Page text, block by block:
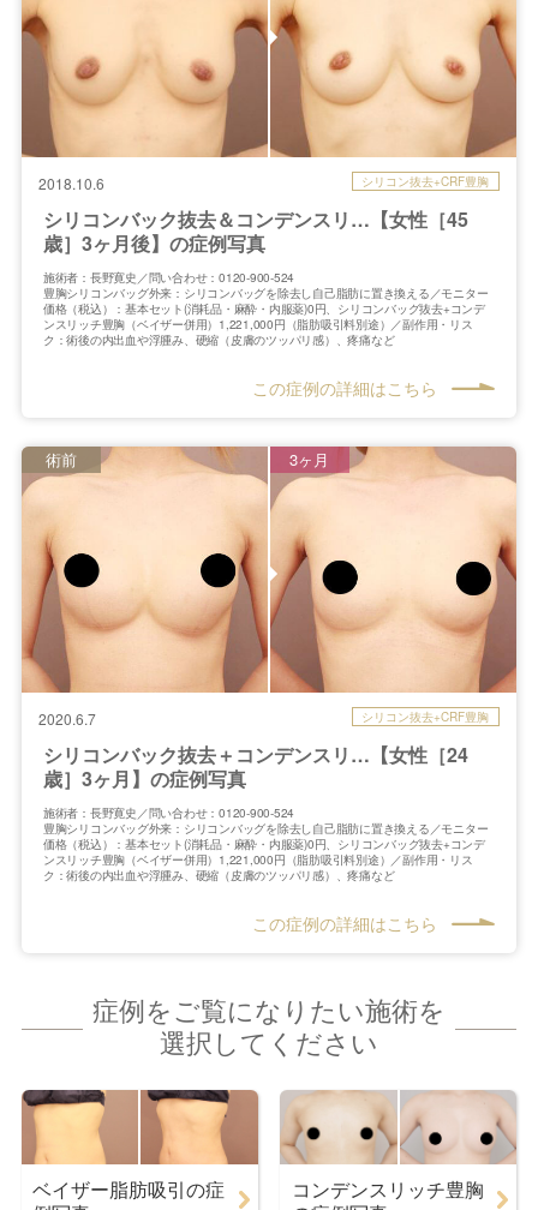
2018.10.6 シリコン抜去+CRF豊胸
シリコンバック抜去＆コンデンスリ…【女性［45
歳］3ヶ月後】の症例写真
施術者：長野寛史／問い合わせ：0120-900-524
豊胸シリコンバッグ外来：シリコンバッグを除去し自己脂肪に置き換える／モニター
価格（税込）：基本セット(消耗品・麻酔・内服薬)0円、シリコンバッグ抜去+コンデ
ンスリッチ豊胸（ベイザー併用）1,221,000円（脂肪吸引料別途）／副作用・リス
ク：術後の内出血や浮腫み、硬縮（皮膚のツッパリ感）、疼痛など
この症例の詳細はこちら
2020.6.7 シリコン抜去+CRF豊胸
シリコンバック抜去＋コンデンスリ…【女性［24
歳］3ヶ月】の症例写真
術前 3ヶ月
施術者：長野寛史／問い合わせ：0120-900-524
豊胸シリコンバッグ外来：シリコンバッグを除去し自己脂肪に置き換える／モニター
価格（税込）：基本セット(消耗品・麻酔・内服薬)0円、シリコンバッグ抜去+コンデ
ンスリッチ豊胸（ベイザー併用）1,221,000円（脂肪吸引料別途）／副作用・リス
ク：術後の内出血や浮腫み、硬縮（皮膚のツッパリ感）、疼痛など
この症例の詳細はこちら
症例をご覧になりたい施術を
選択してください
ベイザー脂肪吸引の症
コンデンスリッチ豊胸